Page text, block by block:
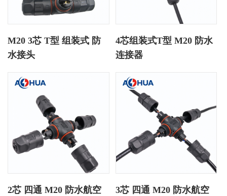
M20 3芯 T型 组装式 防
水接头
4芯组装式T型 M20 防水
连接器
2芯 四通 M20 防水航空
3芯 四通 M20 防水航空